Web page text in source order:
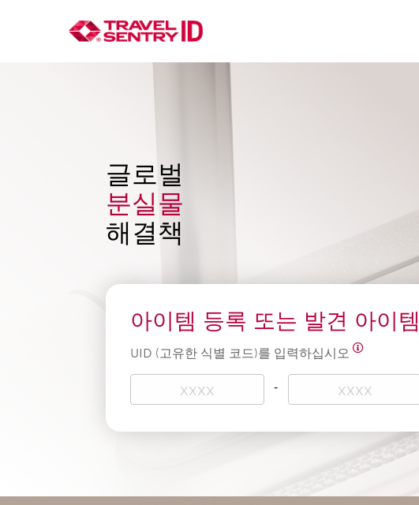
글로벌
분실물
해결책
아이템 등록 또는 발견 아이
UID (고유한 식별 코드)를 입력하십시오